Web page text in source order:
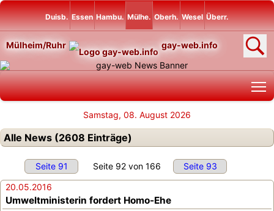
Duisb. Essen Hambu. Mülhe. Oberh. Wesel Überr.
Mülheim/Ruhr gay-web.info
Samstag, 08. August 2026
Alle News (2608 Einträge)
Seite 91 Seite 92 von 166
Seite 93
20.05.2016
Umweltministerin fordert Homo-Ehe